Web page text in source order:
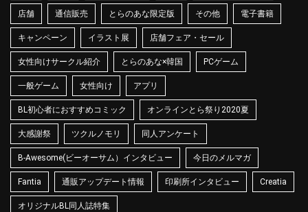
店舗 通信販売 とらのあな限定版 その他 電子書籍
キャンペーン イラスト展 店舗フェア・セール
女性向けサークル紹介 とらのあな×韓国 PCゲーム
一般ゲーム 女性向け アプリ
BL初心者におすすめコミック オンラインとら祭り2020夏
大感謝祭 ツクルノモリ 同人アンケート
B-Awesome(ビーオーサム）インタビュー 今日のメルマガ
Fantia 通販アップデート情報 印刷所インタビュー Creatia
オリジナルBL同人誌特集